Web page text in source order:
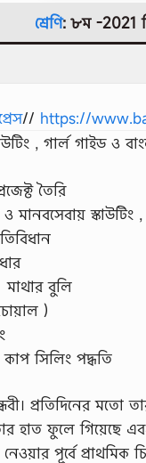
শ্রেণি: ৮ম -2021
// https://
, গার্ল গাইড ও
তৈরি
মানবসেবায় স্কাউটিং
মাথার বুলি
)
সিলিং পদ্ধতি
প্রতিদিনের মতাে
হাত ফুলে গিয়েছে
নেওয়ার পূর্বে